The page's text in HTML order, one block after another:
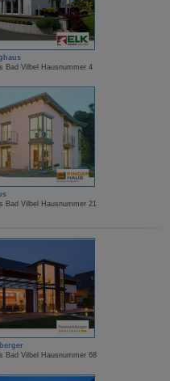
Bad Vilbel Hausnummer 4
Bad Vilbel Hausnummer 21
Bad Vilbel Hausnummer 68